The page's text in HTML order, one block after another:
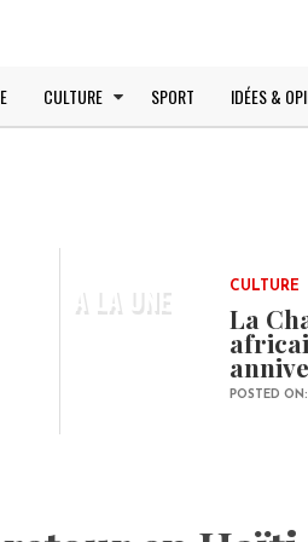
CULTURE SPORT IDÉES &
A LA UNE CULTURE
La
POSTED ON: